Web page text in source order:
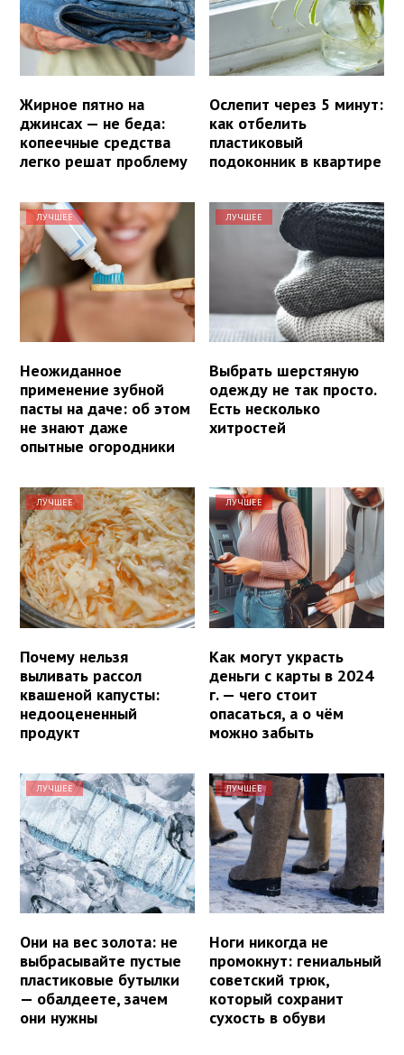
Жирное пятно на
джинсах — не беда:
копеечные средства
легко решат проблему
Ослепит через 5 минут:
как отбелить
пластиковый
подоконник в квартире
ЛУЧШЕЕ
Неожиданное
применение зубной
пасты на даче: об этом
не знают даже
опытные огородники
ЛУЧШЕЕ
Выбрать шерстяную
одежду не так просто.
Есть несколько
хитростей
ЛУЧШЕЕ
Почему нельзя
выливать рассол
квашеной капусты:
недооцененный
продукт
ЛУЧШЕЕ
Как могут украсть
деньги с карты в 2024
г. — чего стоит
опасаться, а о чём
можно забыть
ЛУЧШЕЕ
Они на вес золота: не
выбрасывайте пустые
пластиковые бутылки
— обалдеете, зачем
они нужны
ЛУЧШЕЕ
Ноги никогда не
промокнут: гениальный
советский трюк,
который сохранит
сухость в обуви